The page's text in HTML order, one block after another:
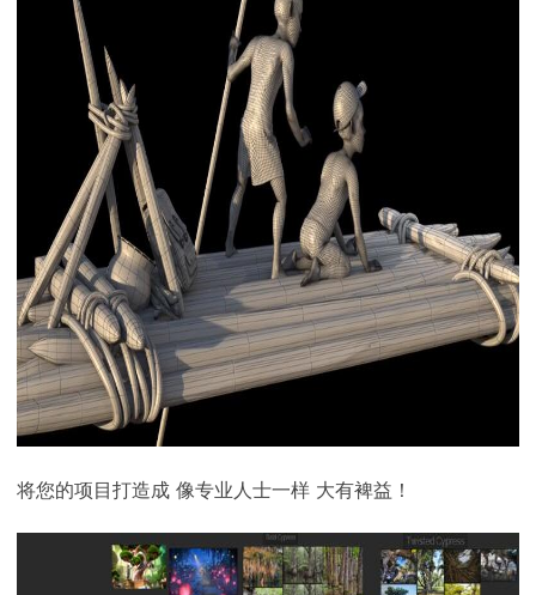
将您的项目打造成 像专业人士一样 大有裨益！